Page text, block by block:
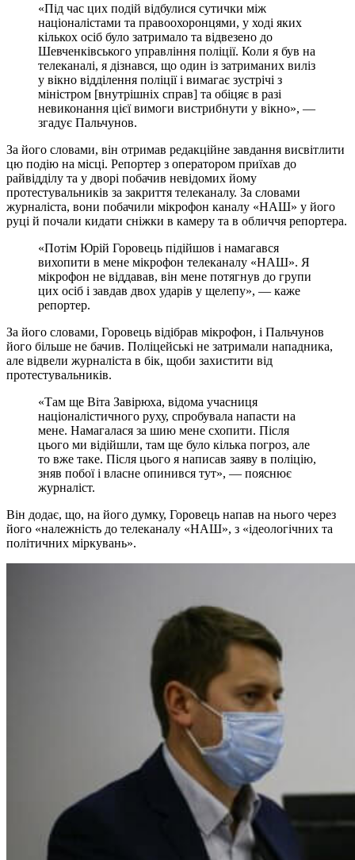
«Під час цих подій відбулися сутички між
націоналістами та правоохоронцями, у ході яких
кількох осіб було затримало та відвезено до
Шевченківського управління поліції. Коли я був на
телеканалі, я дізнався, що один із затриманих виліз
у вікно відділення поліції і вимагає зустрічі з
міністром [внутрішніх справ] та обіцяє в разі
невиконання цієї вимоги вистрибнути у вікно», —
згадує Пальчунов.
За його словами, він отримав редакційне завдання висвітлити
цю подію на місці. Репортер з оператором приїхав до
райвідділу та у дворі побачив невідомих йому
протестувальників за закриття телеканалу. За словами
журналіста, вони побачили мікрофон каналу «НАШ» у його
руці й почали кидати сніжки в камеру та в обличчя репортера.
«Потім Юрій Горовець підійшов і намагався
вихопити в мене мікрофон телеканалу «НАШ». Я
мікрофон не віддавав, він мене потягнув до групи
цих осіб і завдав двох ударів у щелепу», — каже
репортер.
За його словами, Горовець відібрав мікрофон, і Пальчунов
його більше не бачив. Поліцейські не затримали нападника,
але відвели журналіста в бік, щоби захистити від
протестувальників.
«Там ще Віта Завірюха, відома учасниця
націоналістичного руху, спробувала напасти на
мене. Намагалася за шию мене схопити. Після
цього ми відійшли, там ще було кілька погроз, але
то вже таке. Після цього я написав заяву в поліцію,
зняв побої і власне опинився тут», — пояснює
журналіст.
Він додає, що, на його думку, Горовець напав на нього через
його «належність до телеканалу «НАШ», з «ідеологічних та
політичних міркувань».